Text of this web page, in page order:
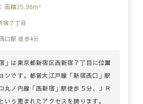
面積25.96m²
宿７丁目
口駅 徒歩4分
」は東京都新宿区西新宿７丁目に位置
ンです。都営大江戸線「新宿西口」駅
丸ノ内線「西新宿」駅徒歩５分、ＪＲ
いう恵まれたアクセスを誇ります。